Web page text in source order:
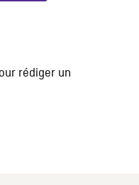
rédiger un